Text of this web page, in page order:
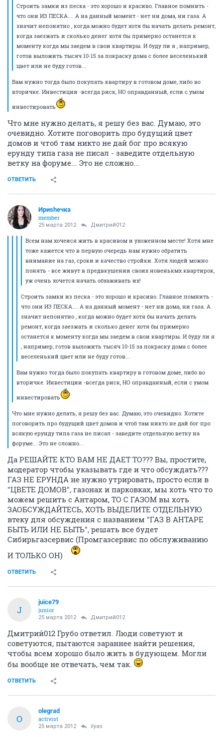
Строить замки из песка - это хорошо и красиво. Главное помнить -
что они ИЗ ПЕСКА.... А на данный момент - нет ни дома, ни газа. А
значит непонятно , когда можно будет хотя бы начать делать ремонт,
когда заезжать и сколько денег хотя бы примерно останется к
моменту когда мы заедем в свои квартиры. И буду ли я , например,
готов выложить тысяч 10-15 за покраску дома с более веселенький
цвет или не буду готов...
Вам нужно тогда было покупать квартиру в готовом доме, либо во
вторичке. Инвестиции -всегда риск, НО оправданный, если с умом
инвестировать
Что мне нужно делать, я решу без вас. Думаю, это
очевидно. Хотите поговорить про будущий цвет
домов и чтоб там никто не дай бог про всякую
ерунду типа газа не писал - заведите отдельную
ветку на форуме... Это не сложно...
ОТВЕТИТЬ
Ириshечка
member
25 марта 2012 Дмитрий012
Всем нам хочеися жить в красивом и ухоженном месте! Хотя мне
тоже кажется что в первую очередь нам нужно обратить
внимание на газ, сроки и качество стройки. Хотя людей можно
понять - все живут в предвкушении своих новенькмх квартирок,
уж очень хочется начать обхаживать их!
Строить замки из песка - это хорошо и красиво. Главное помнить -
что они ИЗ ПЕСКА.... А на данный момент - нет ни дома, ни газа. А
значит непонятно , когда можно будет хотя бы начать делать
ремонт, когда заезжать и сколько денег хотя бы примерно
останется к моменту когда мы заедем в свои квартиры. И буду ли я
, например, готов выложить тысяч 10-15 за покраску дома с более
веселенький цвет или не буду готов...
Вам нужно тогда было покупать квартиру в готовом доме, либо во
вторичке. Инвестиции -всегда риск, НО оправданный, если с умом
инвестировать
Что мне нужно делать, я решу без вас. Думаю, это очевидно. Хотите
поговорить про будущий цвет домов и чтоб там никто не дай бог про
всякую ерунду типа газа не писал - заведите отдельную ветку на
форуме... Это не сложно...
Да РЕШАЙТЕ КТО ВАМ НЕ ДАЕТ ТО??? Вы, простите,
модератор чтобы указывать где и что обсуждать???
ГАЗ НЕ ЕРУНДА не нужно утрировать, просто если в
"ЦВЕТЕ ДОМОВ", газонах и парковках, мы хоть что то
можем решить с Антаром, ТО С ГАЗОМ вы хоть
ЗАОБСУЖДАЙТЕСЬ, ХОТЬ ВЫДЕЛИТЕ ОТДЕЛЬНУЮ
втеку для обсуждения с названием "ГАЗ В АНТАРЕ
БЫТЬ ИЛИ НЕ БЫТЬ", решать все будет
Сибирьгазсервис (Промгазсервис по обслуживанию
И ТОЛЬКО ОН)
ОТВЕТИТЬ
J
juice79
junior
25 марта 2012 Дмитрий012
Дмитрий012 Грубо ответил. Люди советуют и
советуются, пытаются зараннее найти решения,
чтобы всем хорошо было жить в будующем. Могли
бы вообще не отвечать, чем так.
ОТВЕТИТЬ
O
olegrad
activist
25 марта 2012 ilyas